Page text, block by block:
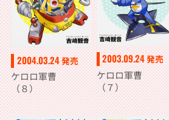
2004.03.24発売
ケロロ軍曹
（８）
2003.09.24発売
ケロロ軍曹
（７）